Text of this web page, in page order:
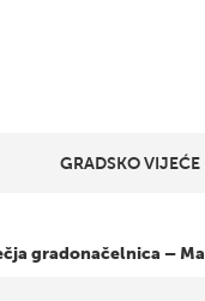
GRADSKO VIJEĆE
gradonačelnica –